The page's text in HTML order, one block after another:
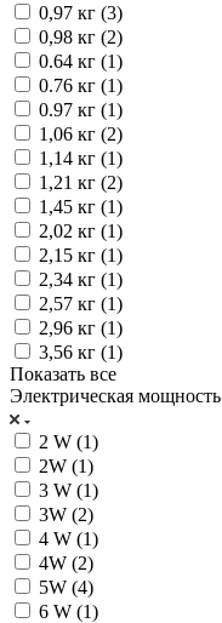
0,97 кг (3)
0,98 кг (2)
0.64 кг (1)
0.76 кг (1)
0.97 кг (1)
1,06 кг (2)
1,14 кг (1)
1,21 кг (2)
1,45 кг (1)
2,02 кг (1)
2,15 кг (1)
2,34 кг (1)
2,57 кг (1)
2,96 кг (1)
3,56 кг (1)
Показать все
Электрическая мощность
2 W (1)
2W (1)
3 W (1)
3W (2)
4 W (1)
4W (2)
5W (4)
6 W (1)